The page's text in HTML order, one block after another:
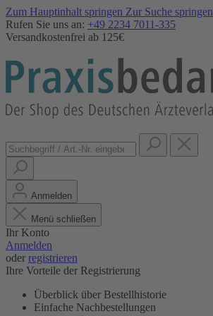
Zum Hauptinhalt springen Zur Suche springen
Rufen Sie uns an: +49 2234 7011-335
Versandkostenfrei ab 125€
Anmelden
Menü schließen
Ihr Konto
Anmelden
oder registrieren
Ihre Vorteile der Registrierung
Überblick über Bestellhistorie
Einfache Nachbestellungen